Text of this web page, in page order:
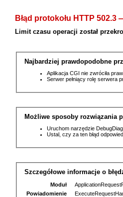
Błąd protokołu HTTP 502.3
Limit czasu operacji został
Najbardziej prawdopodobne
Aplikacja CGI nie zwróciła
Serwer pełniący rolę serwera
Możliwe sposoby rozwiązania
Uruchom narzędzie
Ustal, czy za ten błąd
Szczegółowe informacje o
Moduł
Powiadomienie